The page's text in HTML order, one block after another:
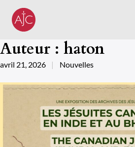
content
Auteur : haton
avril 21, 2026 Nouvelles